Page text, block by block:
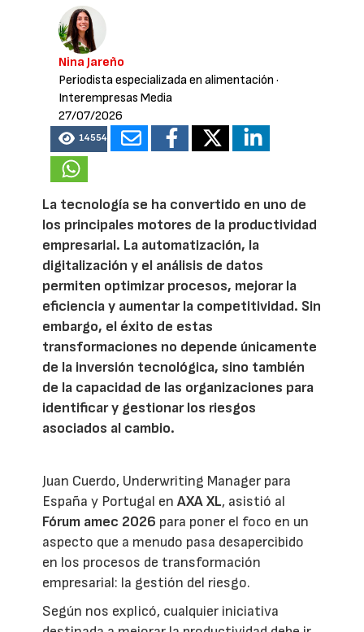
Nina Jareño
Periodista especializada en alimentación ·
Interempresas Media
27/07/2026
14554
La tecnología se ha convertido en uno de
los principales motores de la productividad
empresarial. La automatización, la
digitalización y el análisis de datos
permiten optimizar procesos, mejorar la
eficiencia y aumentar la competitividad. Sin
embargo, el éxito de estas
transformaciones no depende únicamente
de la inversión tecnológica, sino también
de la capacidad de las organizaciones para
identificar y gestionar los riesgos
asociados al cambio.
Juan Cuerdo, Underwriting Manager para
España y Portugal enAXA XL, asistió al
Fórum amec 2026 para poner el foco en un
aspecto que a menudo pasa desapercibido
en los procesos de transformación
empresarial: la gestión del riesgo.
Según nos explicó, cualquier iniciativa